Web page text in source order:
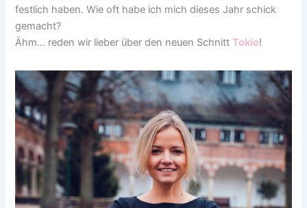
festlich haben. Wie oft habe ich mich dieses Jahr schick
gemacht?
Ähm… reden wir lieber über den neuen SchnittTokio!